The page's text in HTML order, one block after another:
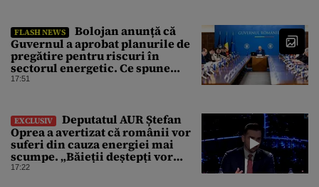
FLASH NEWS
Bolojan anunță că
Guvernul a aprobat planurile de
pregătire pentru riscuri în
sectorul energetic. Ce spune
premierul despre consumul
17:51
EXCLUSIV
Deputatul AUR Ștefan
Oprea a avertizat că românii vor
suferi din cauza energiei mai
scumpe. „Băieții deștepți vor
specula și după vor crește
17:22